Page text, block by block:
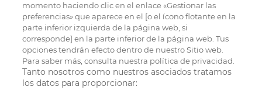
momento haciendo clic en el enlace «Gestionar las
preferencias» que aparece en el [o el ícono flotante en la
parte inferior izquierda de la página web, si
corresponde] en la parte inferior de la página web. Tus
opciones tendrán efecto dentro de nuestro Sitio web.
Para saber más, consulta nuestra política de privacidad.
Tanto nosotros como nuestros asociados tratamos
los datos para proporcionar: